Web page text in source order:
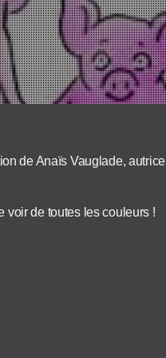
de Anaïs Vauglade, autrice
voir de toutes les couleurs !